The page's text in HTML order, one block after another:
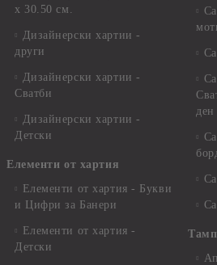
x 30.50 см.
Дизайнерски хартии -
други
Дизайнерски хартии -
Сватби
Дизайнерски хартии -
Детски
Елементи от хартия
Елементи от хартия - Букви
и Цифри за Банери
Елементи от хартия -
Детски
ден